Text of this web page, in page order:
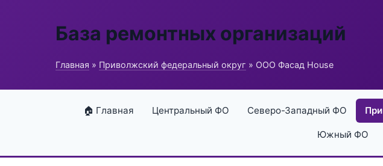
База ремонтных организаций
Главная » Приволжский федеральный округ » ООО Фасад House
🏠 Главная Центральный ФО Северо-Западный ФО
Южный ФО